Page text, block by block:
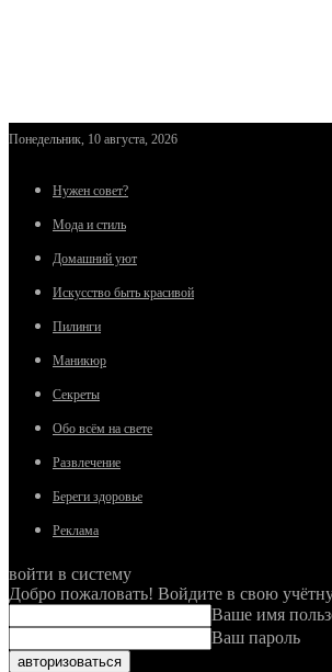
Понедельник, 10 августа, 2026
Нужен совет?
Мода и стиль
Домашний уют
Искусство быть красивой
Пилинги
Маникюр
Секреты
Обо всём на свете
Развлечение
Береги здоровье
Реклама
войти в систему
Добро пожаловать! Войдите в свою
Ваше имя
Ваш пароль